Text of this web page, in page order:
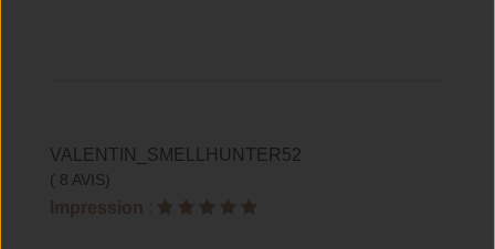
VALENTIN_SMELLHUNTER52
( 8 AVIS)
Impression :